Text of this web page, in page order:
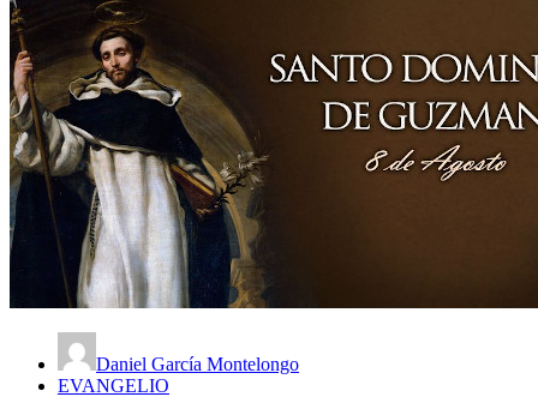
Daniel García Montelongo
EVANGELIO